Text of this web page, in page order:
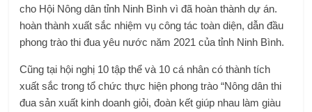
cho Hội Nông dân tỉnh Ninh Bình vì đã hoàn thành dự án.
hoàn thành xuất sắc nhiệm vụ công tác toàn diện, dẫn đầu
phong trào thi đua yêu nước năm 2021 của tỉnh Ninh Bình.
Cũng tại hội nghị 10 tập thể và 10 cá nhân có thành tích
xuất sắc trong tổ chức thực hiện phong trào “Nông dân thi
đua sản xuất kinh doanh giỏi, đoàn kết giúp nhau làm giàu